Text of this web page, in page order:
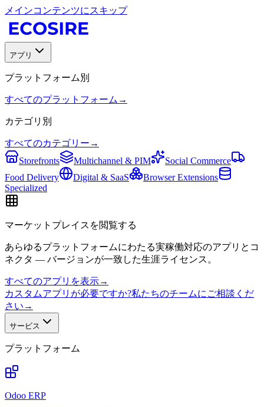
メインコンテンツにスキップ
アプリ
プラットフォーム別
すべてのプラットフォーム →
カテゴリ別
すべてのカテゴリー →
Storefronts
Multichannel & PIM
Social Commerce
Food Delivery
Digital & SaaS
Browser Extensions
Specialized
マーケットプレイスを閲覧する
あらゆるプラットフォームにわたる実稼働対応のアプリとコ
ネクタ — バージョンが一致した生涯ライセンス。
すべてのアプリを表示→
カスタムアプリが必要ですか?私たちのチームにご相談くだ
さい →
サービス
プラットフォーム
Odoo ERP